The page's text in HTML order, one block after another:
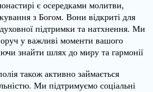
є осередками молитви,
з Богом. Вони відкриті для
підтримки та натхнення. Ми
у важливі моменти вашого
знайти шлях до миру та гармонії
також активно займається
Ми підтримуємо соціальні